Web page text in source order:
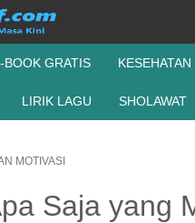
BOOK GRATIS KESEHATAN
LIRIK LAGU SHOLAWAT
MOTIVASI
Saja yang